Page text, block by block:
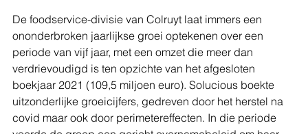
De foodservice-divisie van Colruyt laat immers een
ononderbroken jaarlijkse groei optekenen over een
periode van vijf jaar, met een omzet die meer dan
verdrievoudigd is ten opzichte van het afgesloten
boekjaar 2021 (109,5 miljoen euro). Solucious boekte
uitzonderlijke groeicijfers, gedreven door het herstel na
covid maar ook door perimetereffecten. In die periode